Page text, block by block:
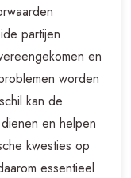
partijen
en
worden
kan de
en helpen
kwesties op
essentieel